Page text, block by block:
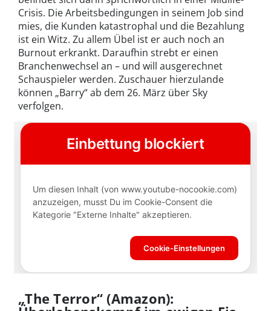
Crisis. Die Arbeitsbedingungen in seinem Job sind
mies, die Kunden katastrophal und die Bezahlung
ist ein Witz. Zu allem Übel ist er auch noch an
Burnout erkrankt. Daraufhin strebt er einen
Branchenwechsel an – und will ausgerechnet
Schauspieler werden. Zuschauer hierzulande
können „Barry“ ab dem 26. März über Sky
verfolgen.
„The Terror“ (Amazon):